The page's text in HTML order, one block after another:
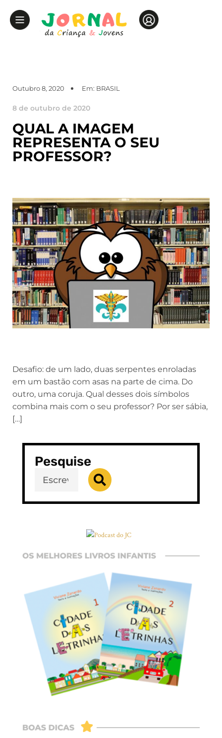
Outubro 8, 2020 Em: BRASIL
8 de outubro de 2020
QUAL A IMAGEM
REPRESENTA O SEU
PROFESSOR?
Desafio: de um lado, duas serpentes enroladas
em um bastão com asas na parte de cima. Do
outro, uma coruja. Qual desses dois símbolos
combina mais com o seu professor? Por ser sábia,
[…]
Pesquise